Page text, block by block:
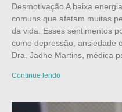
Desmotivação A baixa
comuns que afetam muitas
da vida. Esses sentimentos
como depressão, ansiedade
Dra. Jadhe Martins, médica
Continue lendo